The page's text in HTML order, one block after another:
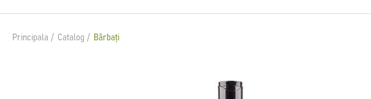
Principala Catalog Bărbați